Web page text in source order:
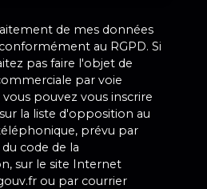
de mes données
au RGPD. Si
pas faire l'objet de
par voie
pouvez vous inscrire
la liste d'opposition au
prévu par
code de la
sur le site Internet
ou par courrier